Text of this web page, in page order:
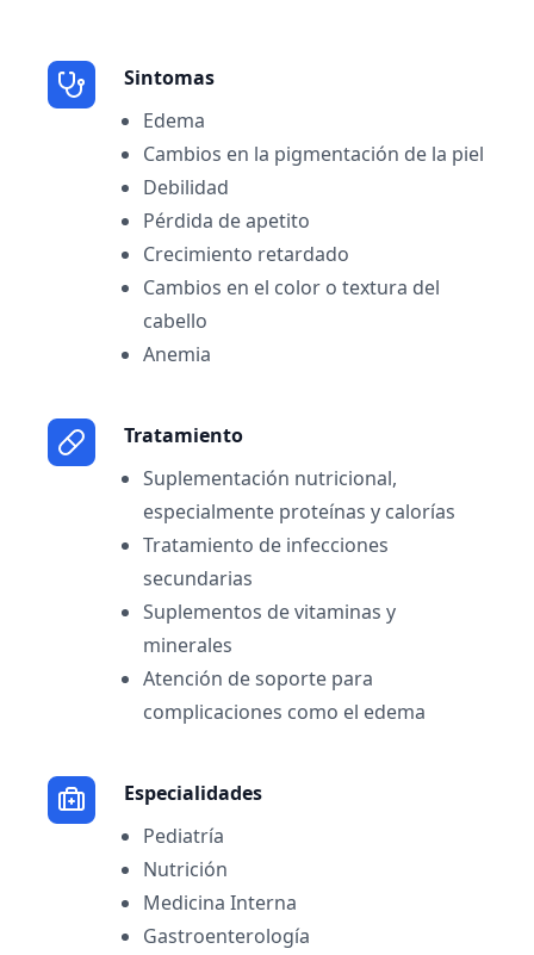
Sintomas
Edema
Cambios en la pigmentación de la piel
Debilidad
Pérdida de apetito
Crecimiento retardado
Cambios en el color o textura del
cabello
Anemia
Tratamiento
Suplementación nutricional,
especialmente proteínas y calorías
Tratamiento de infecciones
secundarias
Suplementos de vitaminas y
minerales
Atención de soporte para
complicaciones como el edema
Especialidades
Pediatría
Nutrición
Medicina Interna
Gastroenterología